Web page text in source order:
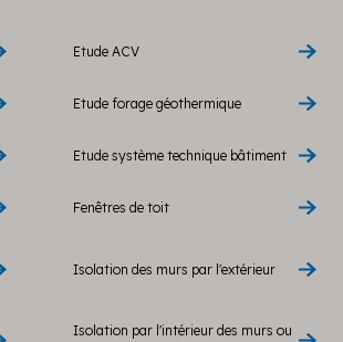
Etude ACV
Etude forage géothermique
Etude système technique bâtiment
Fenêtres de toit
Isolation des murs par l'extérieur
Isolation par l'intérieur des murs ou